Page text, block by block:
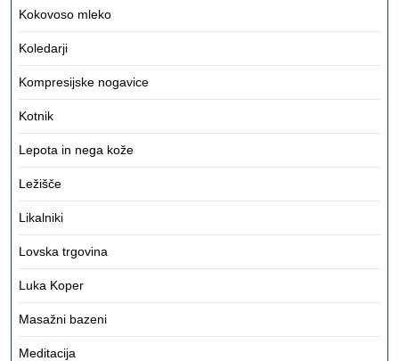
Kokovoso mleko
Koledarji
Kompresijske nogavice
Kotnik
Lepota in nega kože
Ležišče
Likalniki
Lovska trgovina
Luka Koper
Masažni bazeni
Meditacija